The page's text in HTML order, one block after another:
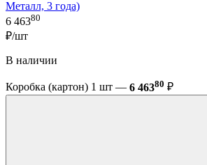
Металл, 3 года)
6 46380
₽/шт
В наличии
Коробка (картон) 1 шт — 6 46380 ₽